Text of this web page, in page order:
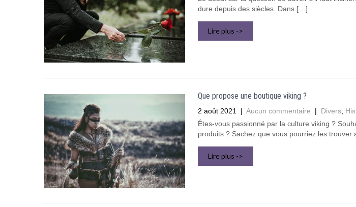
dure depuis des siècles. Dans […]
Lire plus ->
Que propose une boutique viking ?
2 août 2021 | Aucun commentaire | Divers,
Êtes-vous passionné par la culture viking ?
produits ? Sachez que vous pourriez les
Lire plus ->